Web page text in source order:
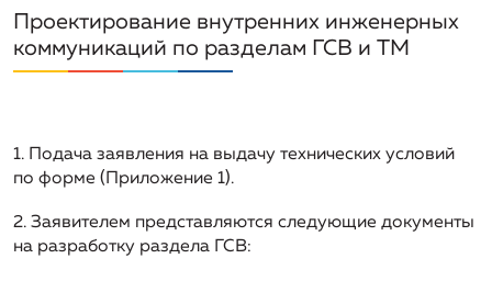
Раскрытие информации
Правовая информация/Противодействие коррупции
Тариф на Тепловую энергию и теплоноситель
Тариф на Тех.присоединение
Финансовая отчетность
Нормативная база
Политика в отношении обработки персональных данных
Передать показания
Заключить договор онлайн
Продажа долгов
Рейтинг платежеспособных предприятий
Обслуживание и эксплуатация объектов
Проектирование
Проектирование внутренних инженерных
коммуникаций по разделам ГСВ и ТМ
Капитальное строительство
Вакансии
Контакты
Проектирование внутренних инженерных
коммуникаций по разделам ГСВ и ТМ
1. Подача заявления на выдачу технических условий
по форме (Приложение 1).
2. Заявителем представляются следующие документы
на разработку раздела ГСВ: